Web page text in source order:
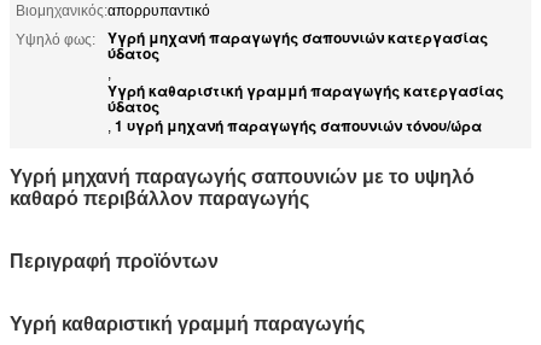
Βιομηχανικός:απορρυπαντικό
Υψηλό φως:
Υγρή μηχανή παραγωγής σαπουνιών κατεργασίας
ύδατος
,
Υγρή καθαριστική γραμμή παραγωγής κατεργασίας
ύδατος
, 1 υγρή μηχανή παραγωγής σαπουνιών τόνου/ώρα
Υγρή μηχανή παραγωγής σαπουνιών με το υψηλό
καθαρό περιβάλλον παραγωγής
Περιγραφή προϊόντων
Υγρή καθαριστική γραμμή παραγωγής